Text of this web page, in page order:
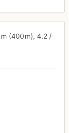
(400 m), 4.2 /